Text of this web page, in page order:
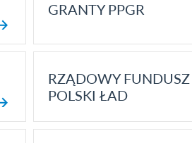
GRANTY PPGR
RZĄDOWY FUNDUSZ
POLSKI ŁAD